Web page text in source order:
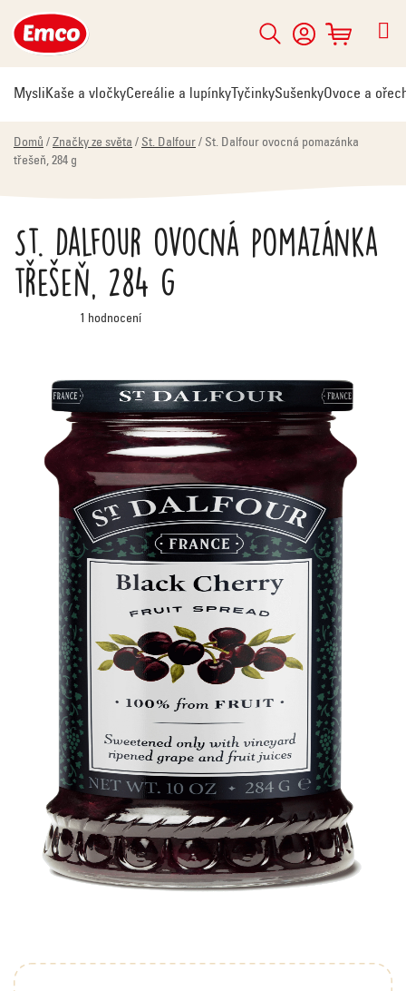
na
obsah
Hledat
NÁKUPNÍ
KOŠÍK
MysliKaše a vločkyCereálie a lupínky TyčinkySušenkyOvoce a
Domů / Značky ze světa / St. Dalfour / St. Dalfour ovocná pomazánka
třešeň, 284 g
St. Dalfour ovocná pomazánka
třešeň, 284 g
Průměrné
hodnocení
hvězdiček.
1 hodnocení